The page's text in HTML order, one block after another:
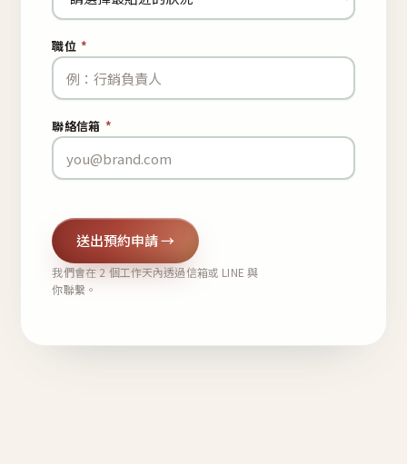
職位 *
聯絡信箱 *
送出預約申請 →
我們會在 2 個工作天內透過信箱或 LINE 與
你聯繫。